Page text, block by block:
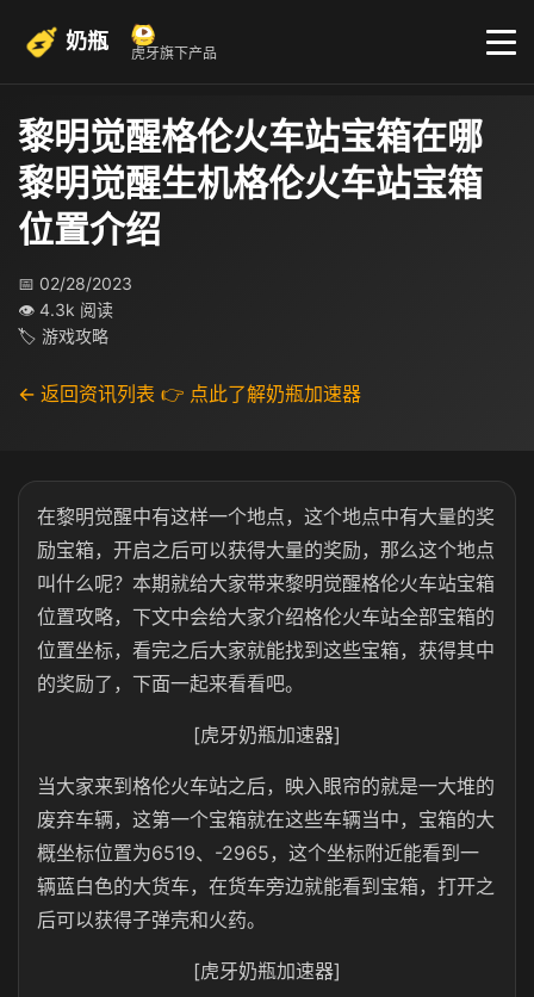
奶瓶 虎牙旗下产品
黎明觉醒格伦火车站宝箱在哪
黎明觉醒生机格伦火车站宝箱
位置介绍
📅 02/28/2023
👁 4.3k 阅读
🏷 游戏攻略
← 返回资讯列表 👉 点此了解奶瓶加速器
在黎明觉醒中有这样一个地点，这个地点中有大量的奖
励宝箱，开启之后可以获得大量的奖励，那么这个地点
叫什么呢？本期就给大家带来黎明觉醒格伦火车站宝箱
位置攻略，下文中会给大家介绍格伦火车站全部宝箱的
位置坐标，看完之后大家就能找到这些宝箱，获得其中
的奖励了，下面一起来看看吧。
[虎牙奶瓶加速器]
当大家来到格伦火车站之后，映入眼帘的就是一大堆的
废弃车辆，这第一个宝箱就在这些车辆当中，宝箱的大
概坐标位置为6519、-2965，这个坐标附近能看到一
辆蓝白色的大货车，在货车旁边就能看到宝箱，打开之
后可以获得子弹壳和火药。
[虎牙奶瓶加速器]